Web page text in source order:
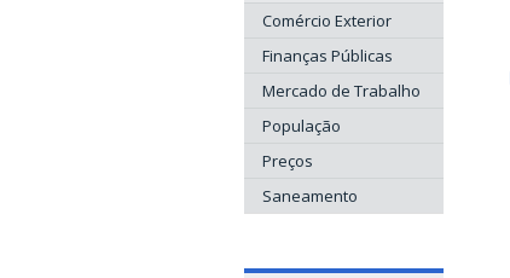
Comércio Exterior
Finanças Públicas
Mercado de Trabalho
População
Preços
Saneamento